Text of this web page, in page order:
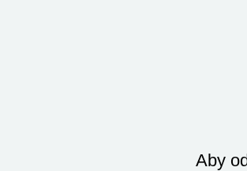
Aby